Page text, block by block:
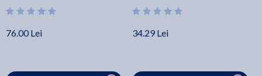
76.00 Lei 34.29 Lei